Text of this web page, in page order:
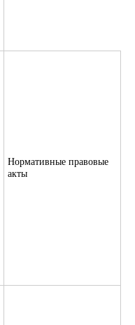
Нормативные правовые
акты